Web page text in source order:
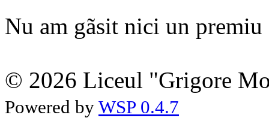
Nu am gãsit nici un premiu
© 2026 Liceul "Grigore
Powered by WSP 0.4.7